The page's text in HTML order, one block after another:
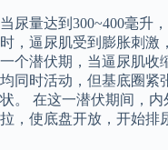
当尿量达到300~400毫升
时，逼尿肌受到膨胀刺激
一个潜伏期，当逼尿肌收
均同时活动，但基底圈紧
状。 在这一潜伏期间，
拉，使底盘开放，开始排